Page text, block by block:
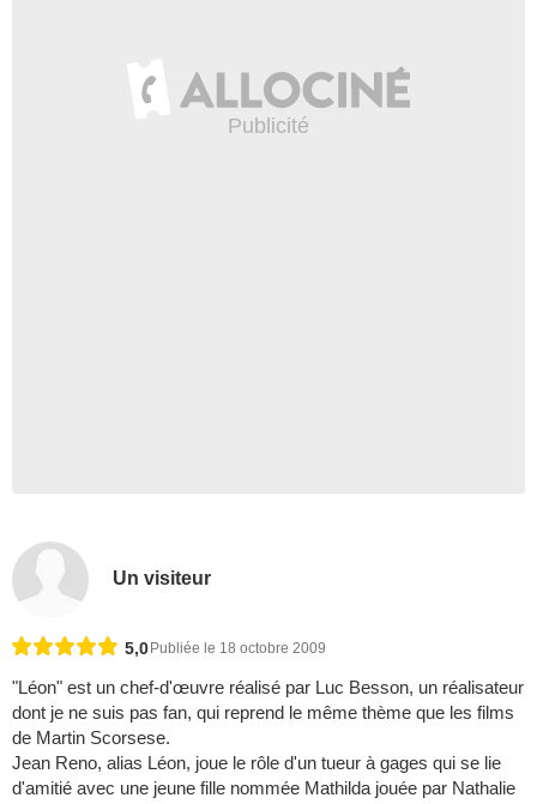
Un visiteur
5,0 Publiée le 18 octobre 2009
"Léon" est un chef-d'œuvre réalisé par Luc Besson, un réalisateur
dont je ne suis pas fan, qui reprend le même thème que les films
de Martin Scorsese.
Jean Reno, alias Léon, joue le rôle d'un tueur à gages qui se lie
d'amitié avec une jeune fille nommée Mathilda jouée par Nathalie